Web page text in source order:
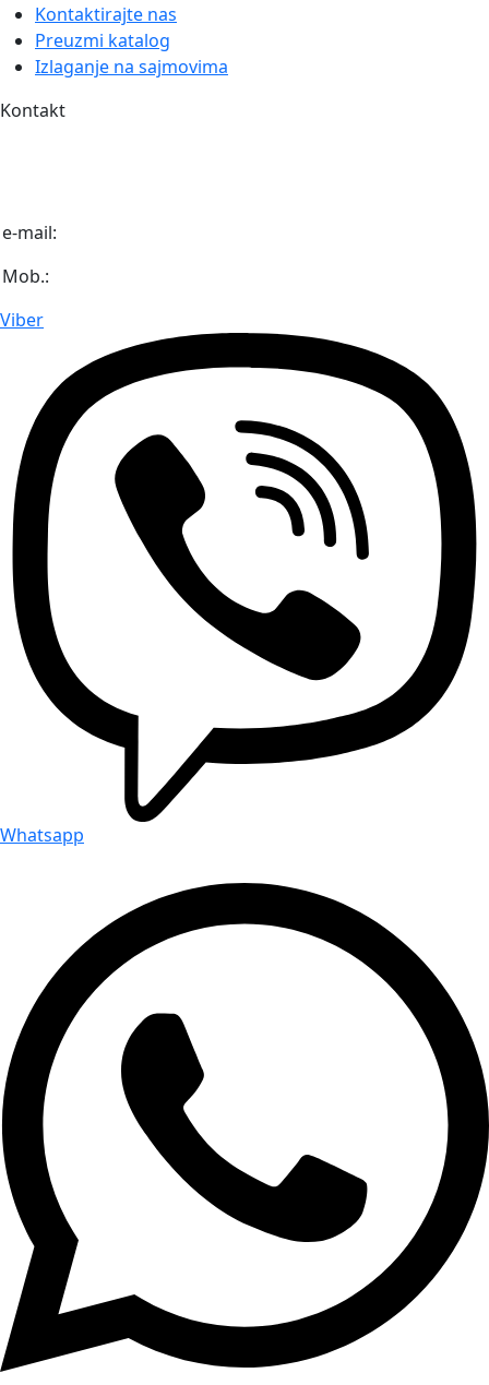
Kontaktirajte nas
Preuzmi katalog
Izlaganje na sajmovima
Kontakt
e-mail:
Mob.:
Viber
Whatsapp